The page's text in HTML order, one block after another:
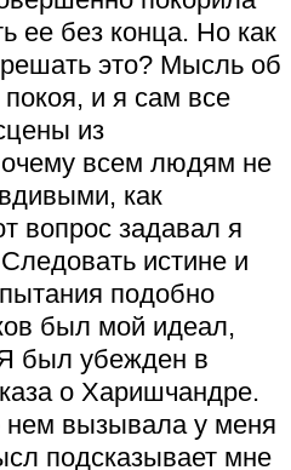
ее без конца. Но как
это? Мысль об
и я сам все
из
всем людям не
как
вопрос задавал я
истине и
подобно
был мой идеал,
был убежден в
о Харишчандре.
вызывала у меня
подсказывает мне